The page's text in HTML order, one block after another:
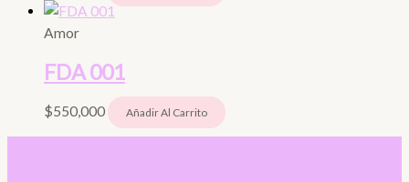
Amor
FDA 001
$550,000 Añadir Al Carrito